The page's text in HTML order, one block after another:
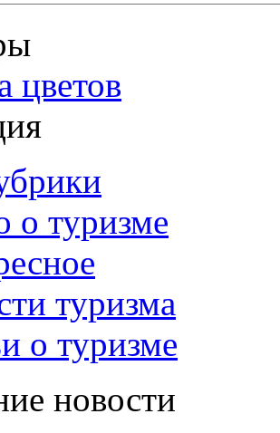
цветов
о туризме
туризма
о туризме
новости